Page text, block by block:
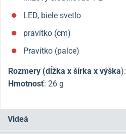
LED, biele svetlo
pravítko (cm)
Pravítko (palce)
Rozmery (dĺžka x šírka x výška):
Hmotnosť: 26 g
Videá